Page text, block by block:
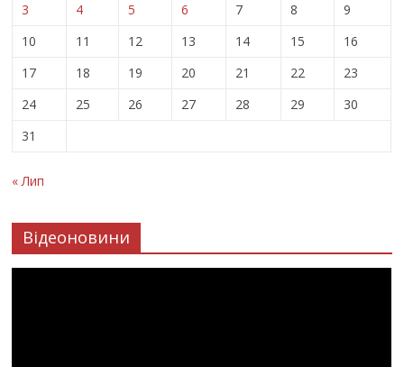
3
4 5 6 7 8
9
10
11 12 13 14 15
16
17
18 19 20 21 22
23
24
25 26 27 28 29
30
31
« Лип
Відеоновини